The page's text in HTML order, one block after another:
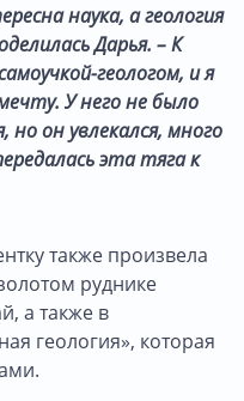
наука, а геология
Дарья. – К
геологом, и я
У него не было
но он увлекался, много
эта тяга к
также произвела
руднике
а также в
геология», которая